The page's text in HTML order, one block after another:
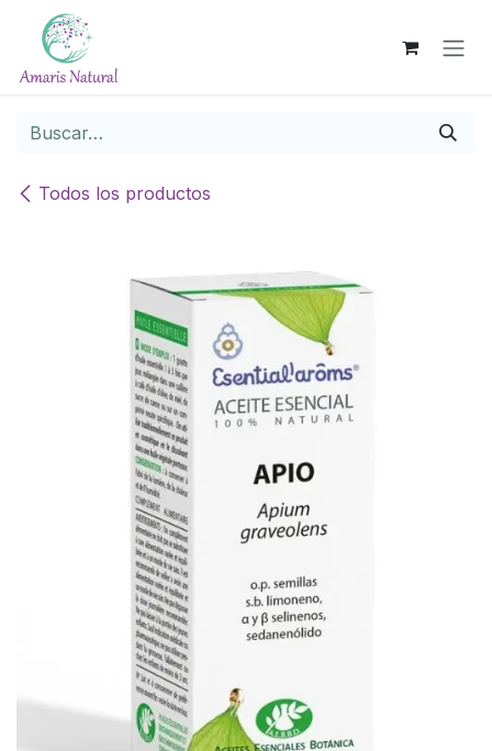
Ir al contenido
Todos los productos